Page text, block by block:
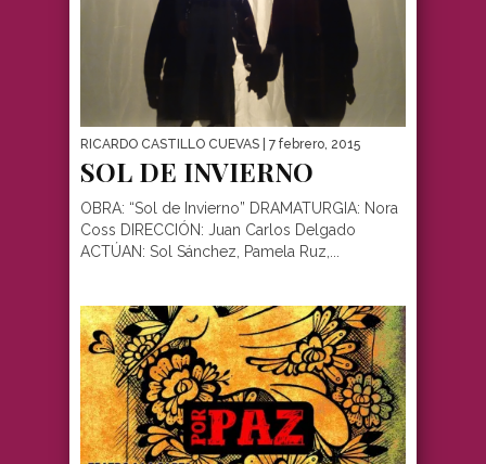
RICARDO CASTILLO CUEVAS | 7 febrero, 2015
SOL DE INVIERNO
OBRA: “Sol de Invierno” DRAMATURGIA: Nora
Coss DIRECCIÓN: Juan Carlos Delgado
ACTÚAN: Sol Sánchez, Pamela Ruz,...